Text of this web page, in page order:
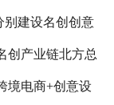
建设名创创意
创产业链北方总
境电商+创意设